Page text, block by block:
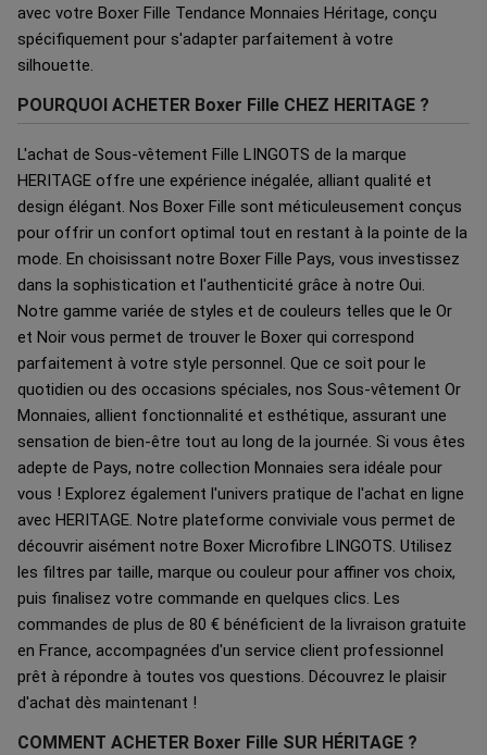
avec votre Boxer Fille Tendance Monnaies Héritage, conçu
spécifiquement pour s'adapter parfaitement à votre
silhouette.
POURQUOI ACHETER Boxer Fille CHEZ HERITAGE ?
L'achat de Sous-vêtement Fille LINGOTS de la marque
HERITAGE offre une expérience inégalée, alliant qualité et
design élégant. Nos Boxer Fille sont méticuleusement conçus
pour offrir un confort optimal tout en restant à la pointe de la
mode. En choisissant notre Boxer Fille Pays, vous investissez
dans la sophistication et l'authenticité grâce à notre Oui.
Notre gamme variée de styles et de couleurs telles que le Or
et Noir vous permet de trouver le Boxer qui correspond
parfaitement à votre style personnel. Que ce soit pour le
quotidien ou des occasions spéciales, nos Sous-vêtement Or
Monnaies, allient fonctionnalité et esthétique, assurant une
sensation de bien-être tout au long de la journée. Si vous êtes
adepte de Pays, notre collection Monnaies sera idéale pour
vous ! Explorez également l'univers pratique de l'achat en ligne
avec HERITAGE. Notre plateforme conviviale vous permet de
découvrir aisément notre Boxer Microfibre LINGOTS. Utilisez
les filtres par taille, marque ou couleur pour affiner vos choix,
puis finalisez votre commande en quelques clics. Les
commandes de plus de 80 € bénéficient de la livraison gratuite
en France, accompagnées d'un service client professionnel
prêt à répondre à toutes vos questions. Découvrez le plaisir
d'achat dès maintenant !
COMMENT ACHETER Boxer Fille SUR HÉRITAGE ?